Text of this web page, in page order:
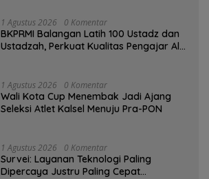
1 Agustus 2026 0 Komentar
BKPRMI Balangan Latih 100 Ustadz dan
Ustadzah, Perkuat Kualitas Pengajar Al-
1 Agustus 2026 0 Komentar
Wali Kota Cup Menembak Jadi Ajang
Seleksi Atlet Kalsel Menuju Pra-PON
1 Agustus 2026 0 Komentar
Survei: Layanan Teknologi Paling
Dipercaya Justru Paling Cepat